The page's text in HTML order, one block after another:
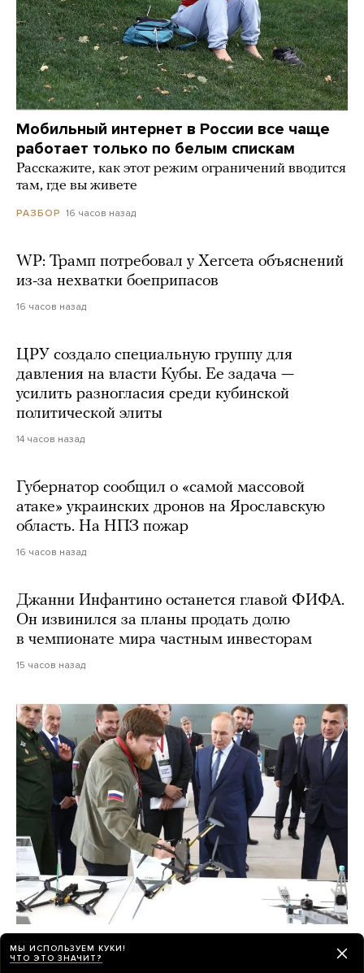
Мобильный интернет в России все чаще
работает только по белым спискам
Расскажите, как этот режим ограничений вводится
там, где вы живете
РАЗБОР 16 часов назад
WP: Трамп потребовал у Хегсета объяснений
из-за нехватки боеприпасов
16 часов назад
ЦРУ создало специальную группу для
давления на власти Кубы. Ее задача —
усилить разногласия среди кубинской
политической элиты
14 часов назад
Губернатор сообщил о «самой массовой
атаке» украинских дронов на Ярославскую
область. На НПЗ пожар
16 часов назад
Джанни Инфантино останется главой ФИФА.
Он извинился за планы продать долю
в чемпионате мира частным инвесторам
15 часов назад
Под Екатеринбургом совершено
покушение на Владимира Ткачука —
МЫ ИСПОЛЬЗУЕМ КУКИ!
ЧТО ЭТО ЗНАЧИТ?